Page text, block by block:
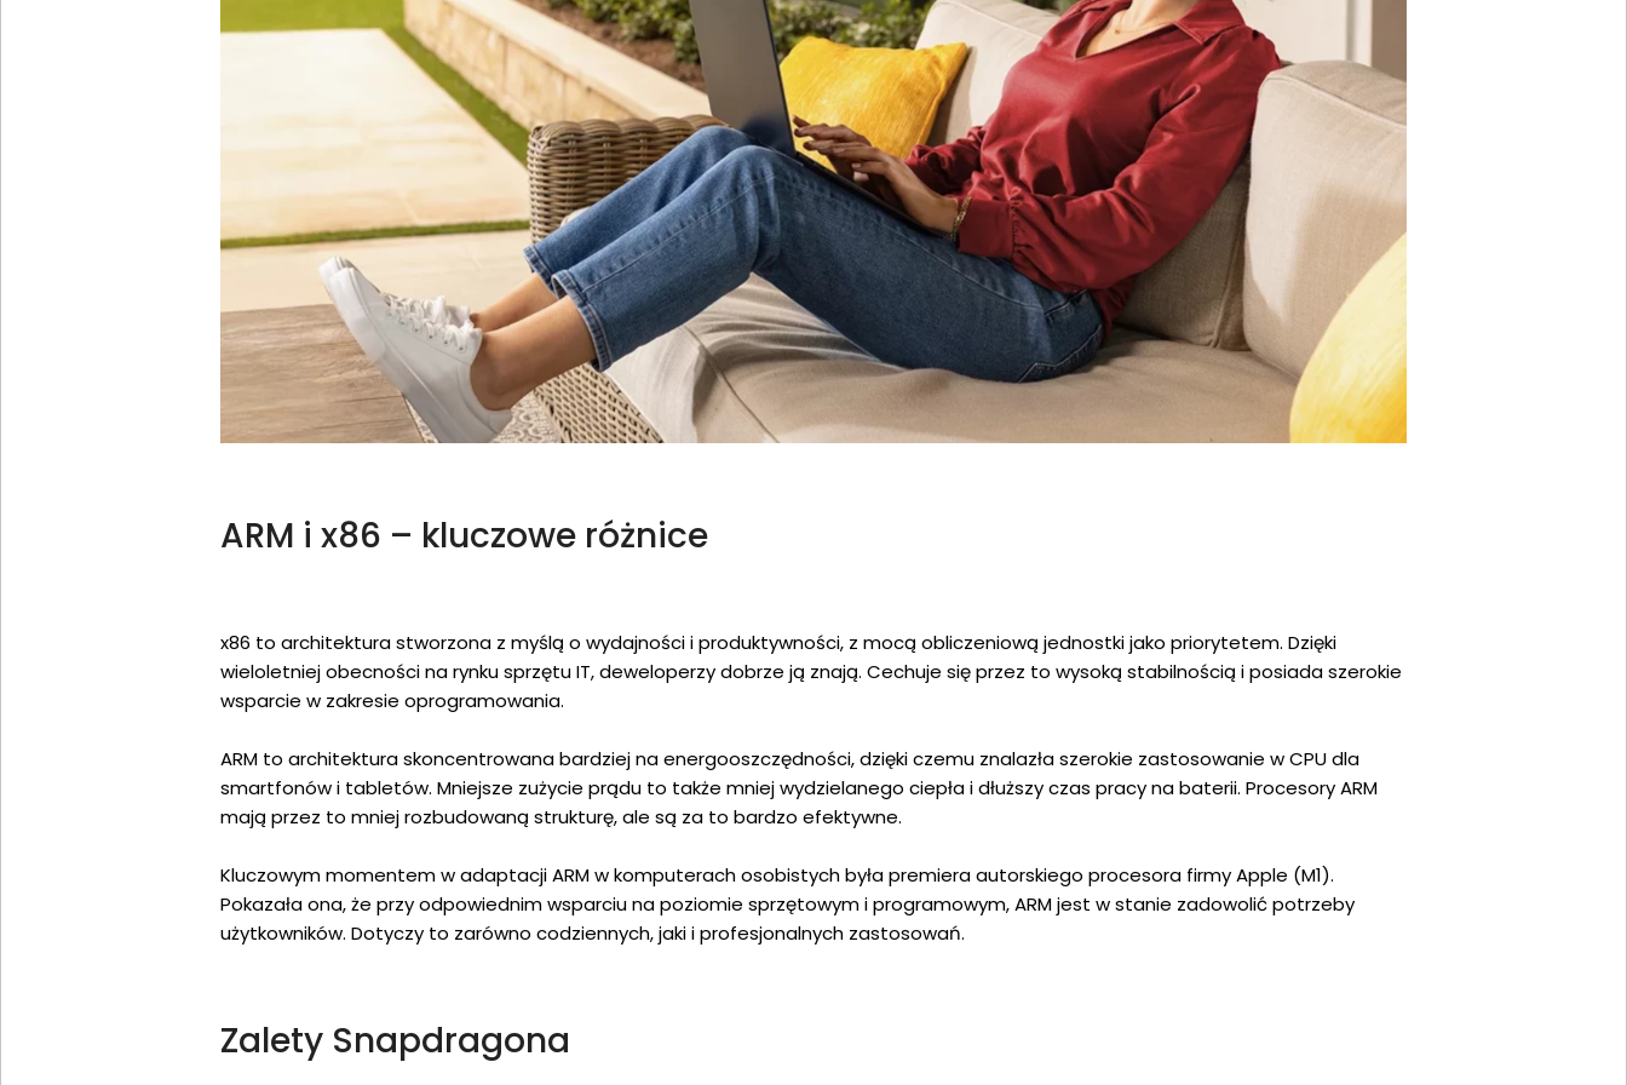
ARM i x86 – kluczowe różnice
x86 to architektura stworzona z myślą o wydajności i produktywności, z mocą obliczeniową jednostki jako priorytetem. Dzięki
wieloletniej obecności na rynku sprzętu IT, deweloperzy dobrze ją znają. Cechuje się przez to wysoką stabilnością i posiada szerokie
wsparcie w zakresie oprogramowania.
ARM to architektura skoncentrowana bardziej na energooszczędności, dzięki czemu znalazła szerokie zastosowanie w CPU dla
smartfonów i tabletów. Mniejsze zużycie prądu to także mniej wydzielanego ciepła i dłuższy czas pracy na baterii. Procesory ARM
mają przez to mniej rozbudowaną strukturę, ale są za to bardzo efektywne.
Kluczowym momentem w adaptacji ARM w komputerach osobistych była premiera autorskiego procesora firmy Apple (M1).
Pokazała ona, że przy odpowiednim wsparciu na poziomie sprzętowym i programowym, ARM jest w stanie zadowolić potrzeby
użytkowników. Dotyczy to zarówno codziennych, jaki i profesjonalnych zastosowań.
Zalety Snapdragona